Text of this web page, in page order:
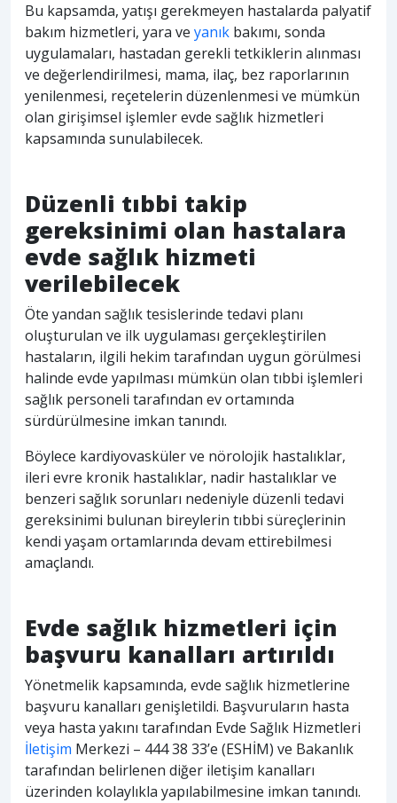
Bu kapsamda, yatışı gerekmeyen hastalarda palyatif
bakım hizmetleri, yara ve yanık bakımı, sonda
uygulamaları, hastadan gerekli tetkiklerin alınması
ve değerlendirilmesi, mama, ilaç, bez raporlarının
yenilenmesi, reçetelerin düzenlenmesi ve mümkün
olan girişimsel işlemler evde sağlık hizmetleri
kapsamında sunulabilecek.
Düzenli tıbbi takip
gereksinimi olan hastalara
evde sağlık hizmeti
verilebilecek
Öte yandan sağlık tesislerinde tedavi planı
oluşturulan ve ilk uygulaması gerçekleştirilen
hastaların, ilgili hekim tarafından uygun görülmesi
halinde evde yapılması mümkün olan tıbbi işlemleri
sağlık personeli tarafından ev ortamında
sürdürülmesine imkan tanındı.
Böylece kardiyovasküler ve nörolojik hastalıklar,
ileri evre kronik hastalıklar, nadir hastalıklar ve
benzeri sağlık sorunları nedeniyle düzenli tedavi
gereksinimi bulunan bireylerin tıbbi süreçlerinin
kendi yaşam ortamlarında devam ettirebilmesi
amaçlandı.
Evde sağlık hizmetleri için
başvuru kanalları artırıldı
Yönetmelik kapsamında, evde sağlık hizmetlerine
başvuru kanalları genişletildi. Başvuruların hasta
veya hasta yakını tarafından Evde Sağlık Hizmetleri
İletişim Merkezi – 444 38 33’e (ESHİM) ve Bakanlık
tarafından belirlenen diğer iletişim kanalları
üzerinden kolaylıkla yapılabilmesine imkan tanındı.